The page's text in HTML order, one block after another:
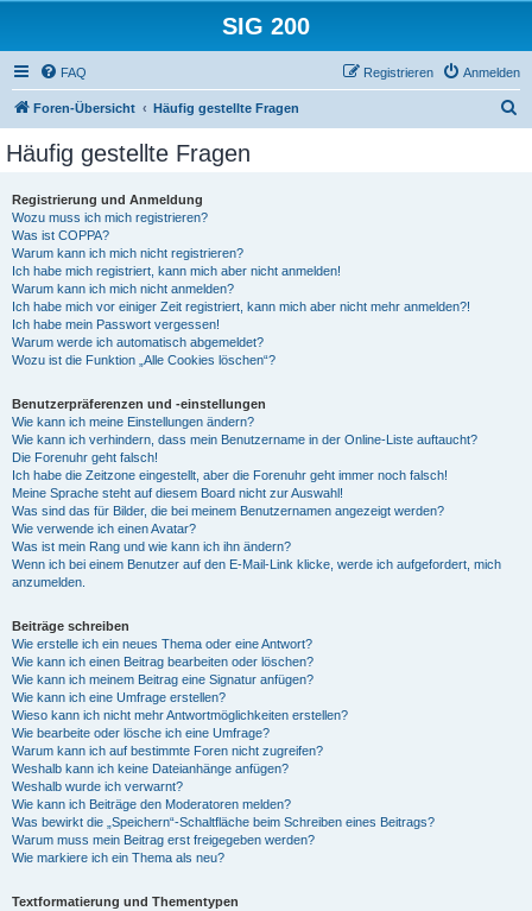
SIG 200
FAQ Anmelden
Registrieren
Foren-Übersicht Häufig gestellte Fragen
Häufig gestellte Fragen
Registrierung und Anmeldung
Wozu muss ich mich registrieren?
Was ist COPPA?
Warum kann ich mich nicht registrieren?
Ich habe mich registriert, kann mich aber nicht anmelden!
Warum kann ich mich nicht anmelden?
Ich habe mich vor einiger Zeit registriert, kann mich aber nicht mehr anmelden?!
Ich habe mein Passwort vergessen!
Warum werde ich automatisch abgemeldet?
Wozu ist die Funktion „Alle Cookies löschen“?
Benutzerpräferenzen und -einstellungen
Wie kann ich meine Einstellungen ändern?
Wie kann ich verhindern, dass mein Benutzername in der Online-Liste auftaucht?
Die Forenuhr geht falsch!
Ich habe die Zeitzone eingestellt, aber die Forenuhr geht immer noch falsch!
Meine Sprache steht auf diesem Board nicht zur Auswahl!
Was sind das für Bilder, die bei meinem Benutzernamen angezeigt werden?
Wie verwende ich einen Avatar?
Was ist mein Rang und wie kann ich ihn ändern?
Wenn ich bei einem Benutzer auf den E-Mail-Link klicke, werde ich aufgefordert, mich
anzumelden.
Beiträge schreiben
Wie erstelle ich ein neues Thema oder eine Antwort?
Wie kann ich einen Beitrag bearbeiten oder löschen?
Wie kann ich meinem Beitrag eine Signatur anfügen?
Wie kann ich eine Umfrage erstellen?
Wieso kann ich nicht mehr Antwortmöglichkeiten erstellen?
Wie bearbeite oder lösche ich eine Umfrage?
Warum kann ich auf bestimmte Foren nicht zugreifen?
Weshalb kann ich keine Dateianhänge anfügen?
Weshalb wurde ich verwarnt?
Wie kann ich Beiträge den Moderatoren melden?
Was bewirkt die „Speichern“-Schaltfläche beim Schreiben eines Beitrags?
Warum muss mein Beitrag erst freigegeben werden?
Wie markiere ich ein Thema als neu?
Textformatierung und Thementypen